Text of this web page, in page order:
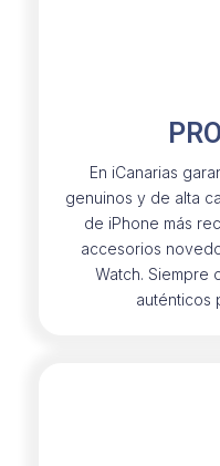
En iCanarias
genuinos y de alta
de iPhone más
accesorios
Watch. Siempre
auténticos